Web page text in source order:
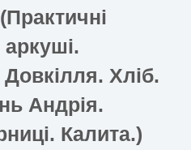
(Практичні
Хліб.
Андрія.
Калита.)